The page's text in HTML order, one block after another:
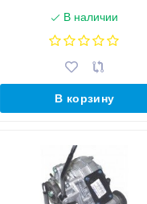
В наличии
В корзину